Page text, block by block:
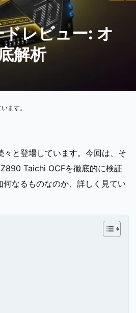
レビュー: オ
解析
ます。
と登場しています。今回は、そ
Taichi OCFを徹底的に検証
なるものなのか、詳しく見てい